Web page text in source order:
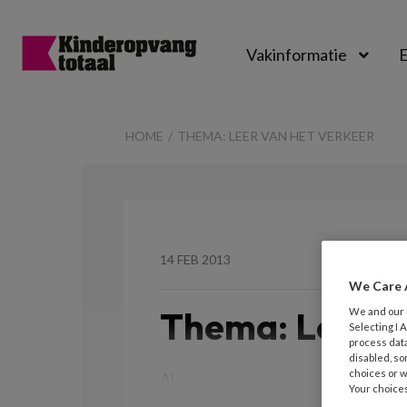
Vakinformatie
HOME THEMA: LEER VAN HET VERKEER
14 FEB 2013
Thema: Leer
We Care
We and our
Selecting I
process
disabled,
choices or
Your